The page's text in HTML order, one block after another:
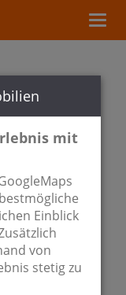
mit
Einblick
von
stetig zu